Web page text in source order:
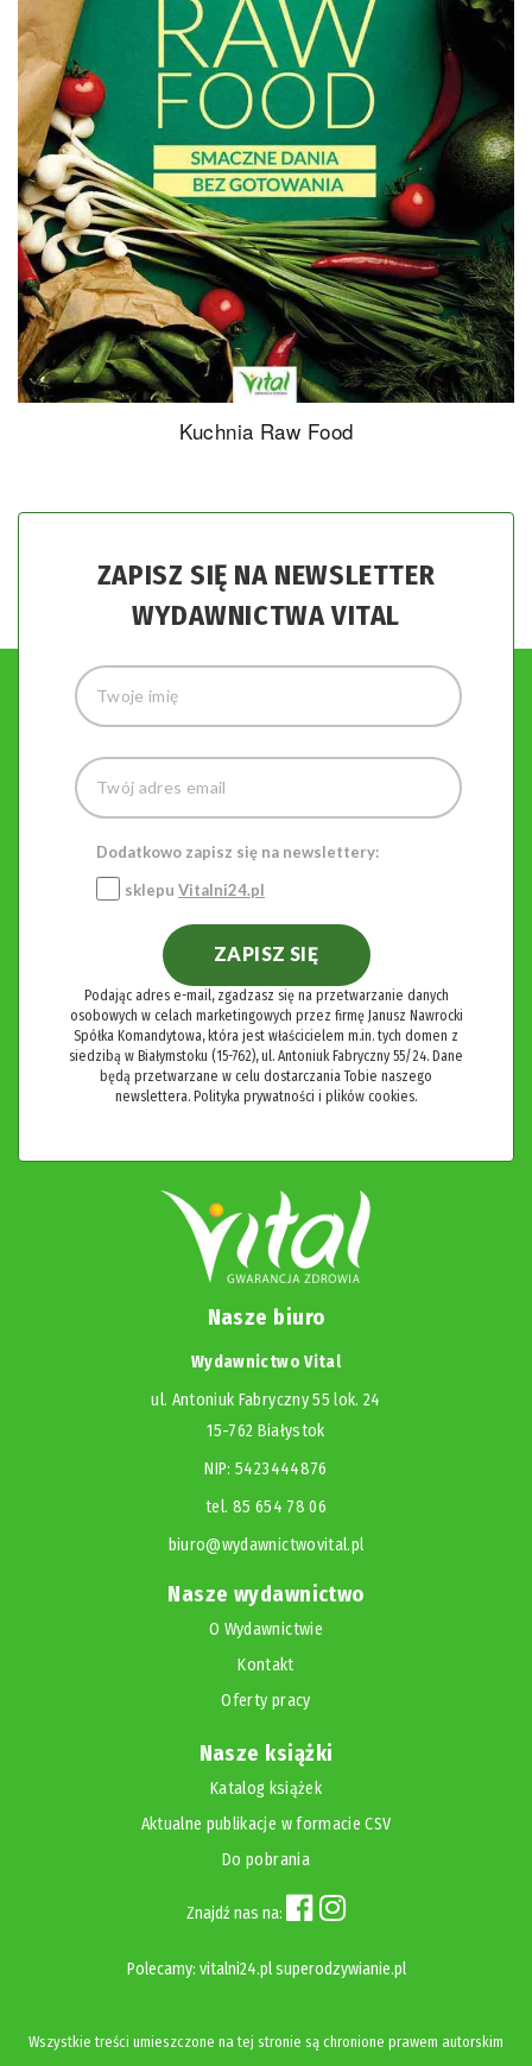
Kuchnia Raw Food
ZAPISZ SIĘ NA NEWSLETTER
WYDAWNICTWA VITAL
Dodatkowo zapisz się na newslettery:
sklepu Vitalni24.pl
ZAPISZ SIĘ
Podając adres e-mail, zgadzasz się na przetwarzanie danych
osobowych w celach marketingowych przez firmę Janusz Nawrocki
Spółka Komandytowa, która jest właścicielem m.in. tych domen z
siedzibą w Białymstoku (15-762), ul. Antoniuk Fabryczny 55/24. Dane
będą przetwarzane w celu dostarczania Tobie naszego
newslettera. Polityka prywatności i plików cookies.
Nasze biuro
Wydawnictwo Vital
ul. Antoniuk Fabryczny 55 lok. 24
15-762 Białystok
NIP: 5423444876
tel. 85 654 78 06
biuro@wydawnictwovital.pl
Nasze wydawnictwo
O Wydawnictwie
Kontakt
Oferty pracy
Nasze książki
Katalog książek
Aktualne publikacje w formacie CSV
Do pobrania
Znajdź nas na:
Polecamy: vitalni24.pl superodzywianie.pl
Wszystkie treści umieszczone na tej stronie są chronione prawem autorskim